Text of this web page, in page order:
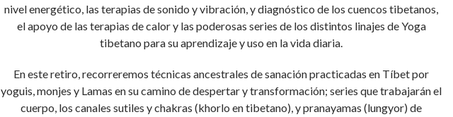
nivel energético, las terapias de sonido y vibración, y diagnóstico de los cuencos tibetanos,
el apoyo de las terapias de calor y las poderosas series de los distintos linajes de Yoga
tibetano para su aprendizaje y uso en la vida diaria.
En este retiro, recorreremos técnicas ancestrales de sanación practicadas en Tíbet por
yoguis, monjes y Lamas en su camino de despertar y transformación; series que trabajarán el
cuerpo, los canales sutiles y chakras (khorlo en tibetano), y pranayamas (lungyor) de